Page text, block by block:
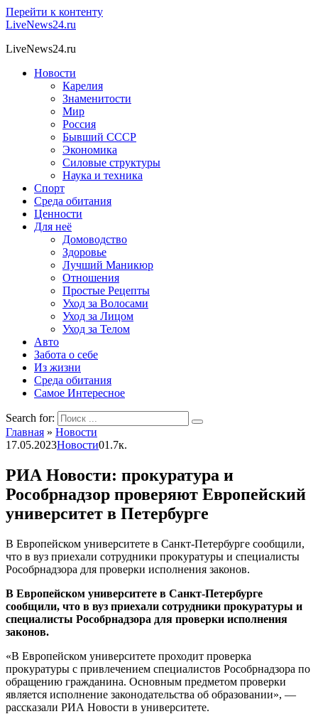
Перейти к контенту
LiveNews24.ru
LiveNews24.ru
Новости
Карелия
Знаменитости
Мир
Россия
Бывший СССР
Экономика
Силовые структуры
Наука и техника
Спорт
Среда обитания
Ценности
Для неё
Домоводство
Здоровье
Лучший Маникюр
Отношения
Простые Рецепты
Уход за Волосами
Уход за Лицом
Уход за Телом
Авто
Забота о себе
Из жизни
Среда обитания
Самое Интересное
Search for:
Главная » Новости
17.05.2023Новости01.7к.
РИА Новости: прокуратура и
Рособрнадзор проверяют Европейский
университет в Петербурге
В Европейском университете в Санкт-Петербурге сообщили,
что в вуз приехали сотрудники прокуратуры и специалисты
Рособрнадзора для проверки исполнения законов.
В Европейском университете в Санкт-Петербурге
сообщили, что в вуз приехали сотрудники прокуратуры и
специалисты Рособрнадзора для проверки исполнения
законов.
«В Европейском университете проходит проверка
прокуратуры с привлечением специалистов Рособрнадзора по
обращению гражданина. Основным предметом проверки
является исполнение законодательства об образовании», —
рассказали РИА Новости в университете.